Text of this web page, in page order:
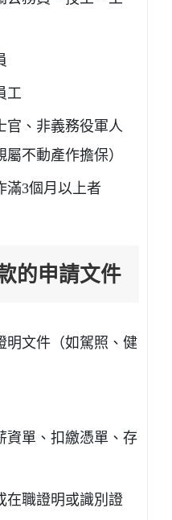
工
官、非義務役軍人
屬不動產作擔保）
滿3個月以上者
的申請文件
明文件（如駕照、健
資單、扣繳憑單、存
在職證明或識別證